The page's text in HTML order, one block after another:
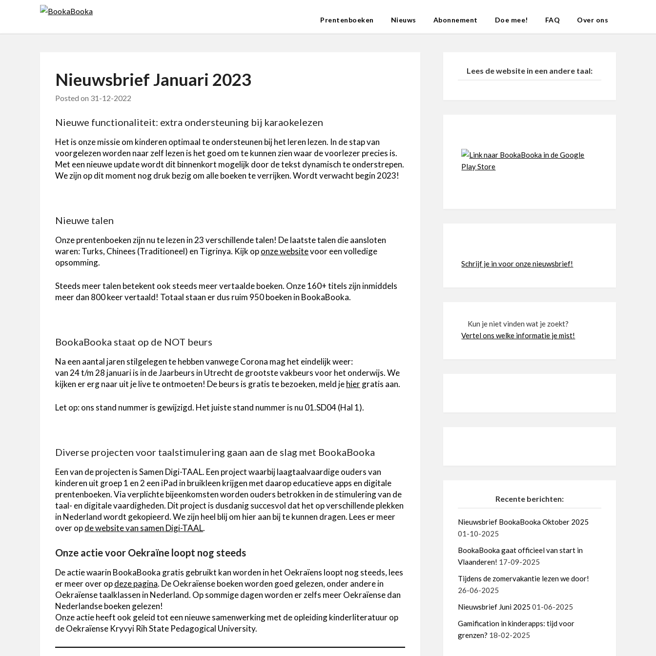
Prentenboeken Nieuws Abonnement Doe mee! FAQ Over ons
Nieuwsbrief Januari 2023
Posted on 31-12-2022
Nieuwe functionaliteit: extra ondersteuning bij karaokelezen
Het is onze missie om kinderen optimaal te ondersteunen bij het leren lezen. In de stap van
voorgelezen worden naar zelf lezen is het goed om te kunnen zien waar de voorlezer precies is.
Met een nieuwe update wordt dit binnenkort mogelijk door de tekst dynamisch te onderstrepen.
We zijn op dit moment nog druk bezig om alle boeken te verrijken. Wordt verwacht begin 2023!
Nieuwe talen
Onze prentenboeken zijn nu te lezen in 23 verschillende talen! De laatste talen die aansloten
waren: Turks, Chinees (Traditioneel) en Tigrinya. Kijk oponze websitevoor een volledige
opsomming.
Steeds meer talen betekent ook steeds meer vertaalde boeken. Onze 160+ titels zijn inmiddels
meer dan 800 keer vertaald! Totaal staan er dus ruim 950 boeken in BookaBooka.
BookaBooka staat op de NOT beurs
Na een aantal jaren stilgelegen te hebben vanwege Corona mag het eindelijk weer:
van 24 t/m 28 januari is in de Jaarbeurs in Utrecht de grootste vakbeurs voor het onderwijs. We
kijken er erg naar uit je live te ontmoeten! De beurs is gratis te bezoeken, meld jehiergratis aan.
Let op: ons stand nummer is gewijzigd. Het juiste stand nummer is nu 01.SD04 (Hal 1).
Diverse projecten voor taalstimulering gaan aan de slag met BookaBooka
Een van de projecten is Samen Digi-TAAL. Een project waarbij laagtaalvaardige ouders van
kinderen uit groep 1 en 2 een iPad in bruikleen krijgen met daarop educatieve apps en digitale
prentenboeken. Via verplichte bijeenkomsten worden ouders betrokken in de stimulering van de
taal- en digitale vaardigheden. Dit project is dusdanig succesvol dat het op verschillende plekken
in Nederland wordt gekopieerd. We zijn heel blij om hier aan bij te kunnen dragen. Lees er meer
over opde website van samen Digi-TAAL.
Onze actie voor Oekraïne loopt nog steeds
De actie waarin BookaBooka gratis gebruikt kan worden in het Oekraïens loopt nog steeds, lees
er meer over opdeze pagina. De Oekraïense boeken worden goed gelezen, onder andere in
Oekraïense taalklassen in Nederland. Op sommige dagen worden er zelfs meer Oekraïense dan
Nederlandse boeken gelezen!
Onze actie heeft ook geleid tot een nieuwe samenwerking met de opleiding kinderliteratuur op
de Oekraïense Kryvyi Rih State Pedagogical University.
Lees de website in een andere taal:
Schrijf je in voor onze nieuwsbrief!
Kun je niet vinden wat je zoekt?
Vertel ons welke informatie je mist!
Recente berichten:
Nieuwsbrief BookaBooka Oktober 2025
01-10-2025
BookaBooka gaat officieel van start in
Vlaanderen! 17-09-2025
Tijdens de zomervakantie lezen we door!
26-06-2025
Nieuwsbrief Juni 2025 01-06-2025
Gamification in kinderapps: tijd voor
grenzen? 18-02-2025